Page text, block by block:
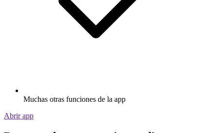
Muchas otras funciones de la app
Abrir app